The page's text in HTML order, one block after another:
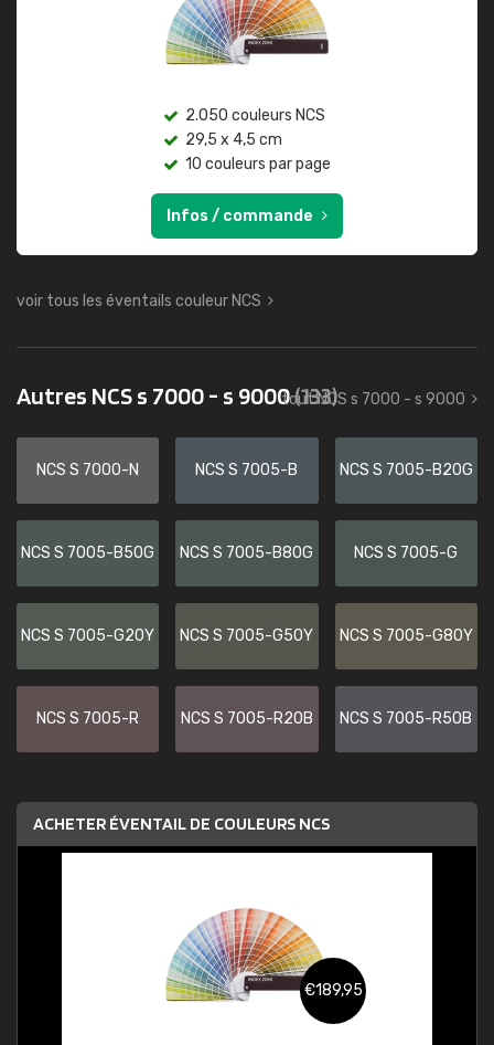
2.050 couleurs NCS
29,5 x 4,5 cm
10 couleurs par page
Infos / commande
voir tous les éventails couleur NCS
Autres NCS s 7000 - s 9000(133)
tout NCS s 7000 - s 9000
NCS S 7000-N NCS S 7005-B NCS S 7005-B20G
NCS S 7005-B50G NCS S 7005-B80G NCS S 7005-G
NCS S 7005-G20Y NCS S 7005-G50Y NCS S 7005-G80Y
NCS S 7005-R NCS S 7005-R20B NCS S 7005-R50B
ACHETER ÉVENTAIL DE COULEURS NCS
€189,95